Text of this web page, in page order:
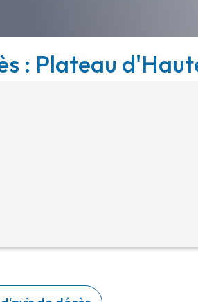
: Plateau